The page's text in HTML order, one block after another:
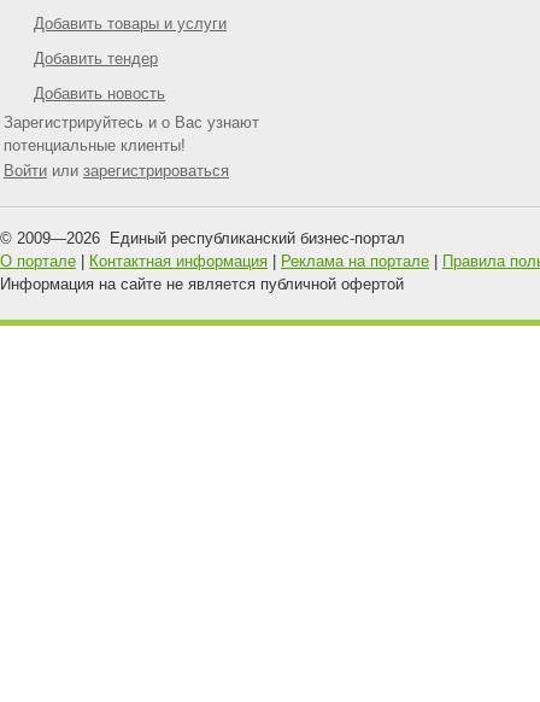
Добавить товары и услуги
Добавить тендер
Добавить новость
Зарегистрируйтесь и о Вас узнают
потенциальные клиенты!
Войти или зарегистрироваться
© 2009—2026 Единый республиканский бизнес-портал
О портале
Контактная информация Реклама на портале
Правила
Информация на сайте не является публичной офертой